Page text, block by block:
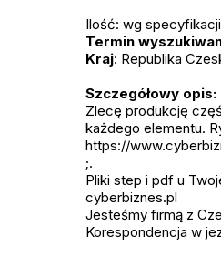
Ilość: wg specyfikacji
Termin
Kraj: Republika
Szczegółowy opis:
Zlecę produkcję
każdego elementu.
https://
;.
Pliki step i pdf u
cyberbiznes.pl
Jesteśmy firmą z
Korespondencja w